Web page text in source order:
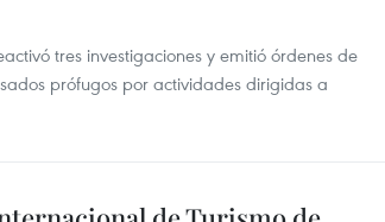
tres investigaciones y emitió órdenes de
prófugos por actividades dirigidas a